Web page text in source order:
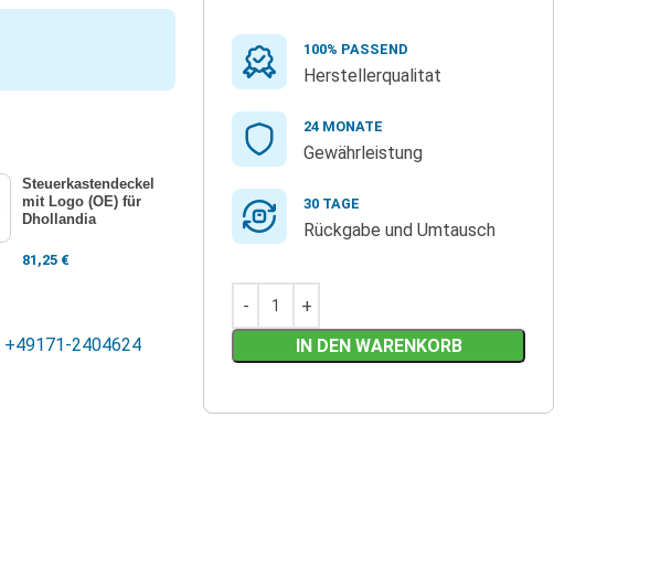
Steuerkastendeckel
mit Logo (OE) für
Dhollandia
81,25 €
+49171-2404624
100% PASSEND
Herstellerqualitat
24 MONATE
Gewährleistung
30 TAGE
Rückgabe und Umtausch
IN DEN WARENKORB